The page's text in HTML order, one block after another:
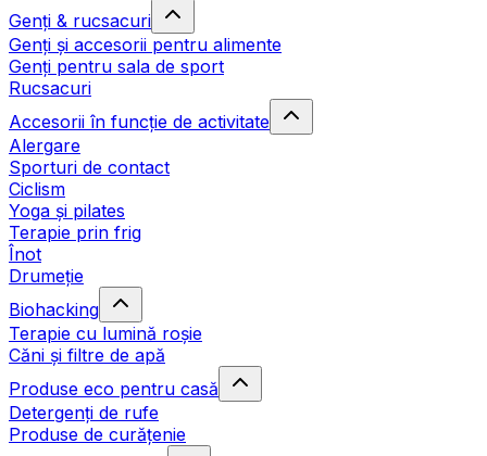
Genți & rucsacuri
Genți și accesorii pentru alimente
Genți pentru sala de sport
Rucsacuri
Accesorii în funcție de activitate
Alergare
Sporturi de contact
Ciclism
Yoga și pilates
Terapie prin frig
Înot
Drumeție
Biohacking
Terapie cu lumină roșie
Căni și filtre de apă
Produse eco pentru casă
Detergenți de rufe
Produse de curățenie